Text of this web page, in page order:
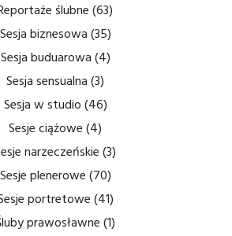
ślubne(63)
Sesja biznesowa(35)
Sesja buduarowa(4)
Sesja sensualna(3)
Sesja w studio(46)
Sesje ciążowe(4)
narzeczeńskie(3)
Sesje plenerowe(70)
portretowe(41)
prawosławne(1)